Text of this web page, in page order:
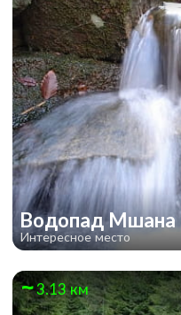
Водопад Мшана
Интересное место
3.13 км